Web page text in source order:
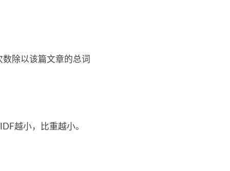
除以该篇文章的总词
越小，比重越小。